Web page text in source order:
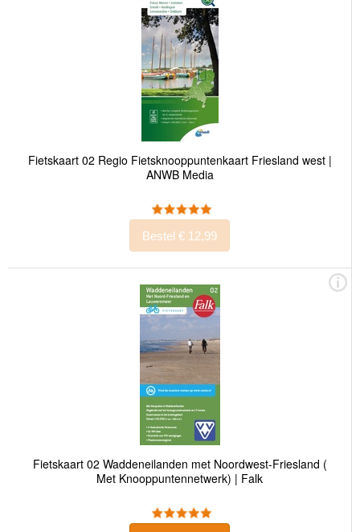
Fietskaart 02 Regio Fietsknooppuntenkaart Friesland west |
ANWB Media
Bestel € 12,99
Fietskaart 02 Waddeneilanden met Noordwest-Friesland (
Met Knooppuntennetwerk) | Falk